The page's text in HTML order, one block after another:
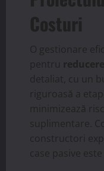
Costuri
O gestionare
pentru
detaliat, cu un
riguroasă a
minimizează
suplimentare.
constructori
case pasive este